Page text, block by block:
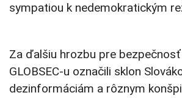
sympatiou k nedemokratickým
Za ďalšiu hrozbu pre
GLOBSEC-u označili sklon
dezinformáciám a rôznym